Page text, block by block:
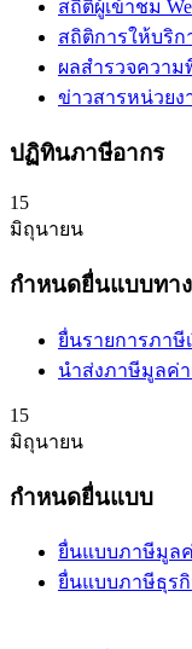
สถิติผู้เข้าชม
สถิติการให้บริก
ผลสำรวจความ
ข่าวสารหน่วยง
ปฏิทินภาษีอากร
15
มิถุนายน
กำหนดยื่นแบบทาง
ยื่นรายการภาษี
นำส่งภาษีมูลค่า
15
มิถุนายน
กำหนดยื่นแบบ
ยื่นแบบภาษีมูล
ยื่นแบบภาษีธุรกิ